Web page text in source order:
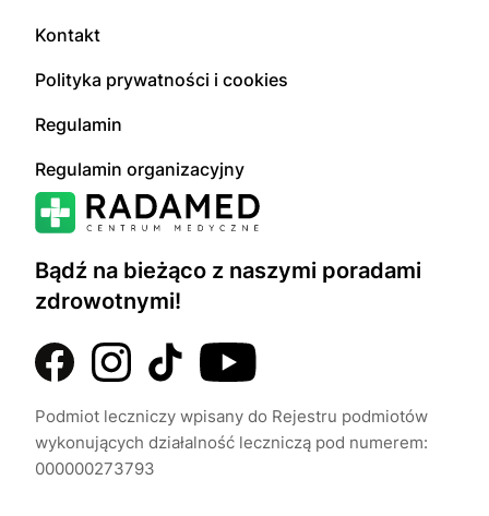
Bądź na bieżąco z naszymi poradami
zdrowotnymi!
Podmiot leczniczy wpisany do Rejestru podmiotów
wykonujących działalność leczniczą pod numerem:
000000273793
Kontakt
Polityka prywatności i cookies
Regulamin
Regulamin organizacyjny